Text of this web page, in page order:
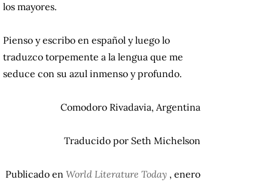
los mayores.
Pienso y escribo en español y luego lo
traduzco torpemente a la lengua que me
seduce con su azul inmenso y profundo.
Comodoro Rivadavia, Argentina
Traducido por Seth Michelson
Publicado en World Literature Today , enero